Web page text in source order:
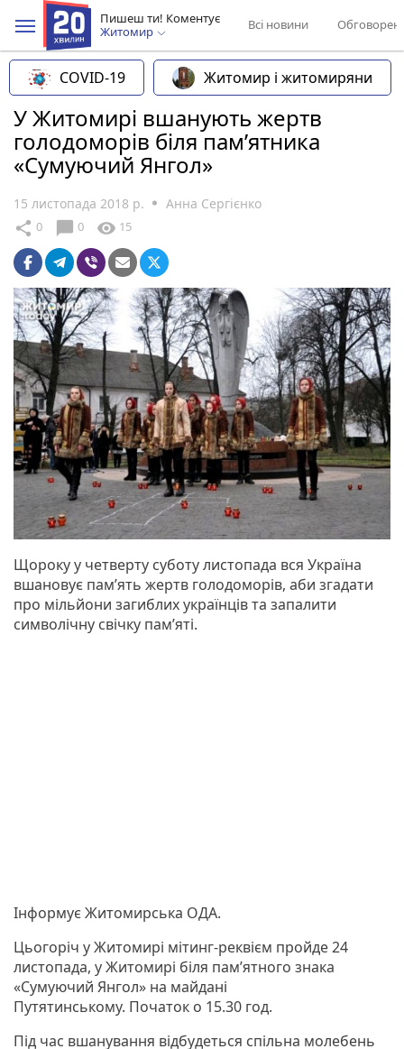
Пишеш ти! Коментує
Житомир
Всі новини
COVID-19 Житомир і житомиряни
У Житомирі вшанують жертв
голодоморів біля пам’ятника
«Сумуючий Янгол»
15 листопада 2018 р. Анна Сергієнко
share 0 chat_bubble 0 visibility 15
Щороку у четверту суботу листопада вся Україна
вшановує пам’ять жертв голодоморів, аби згадати
про мільйони загиблих українців та запалити
символічну свічку пам’яті.
Інформує Житомирська ОДА.
Цьогоріч у Житомирі мітинг-реквієм пройде 24
листопада, у Житомирі біля пам’ятного знака
«Сумуючий Янгол» на майдані
Путятинському. Початок о 15.30 год.
Під час вшанування відбудеться спільна молебень